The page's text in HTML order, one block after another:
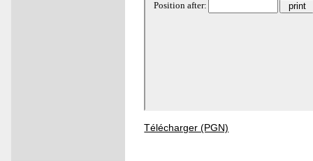
Télécharger (PGN)